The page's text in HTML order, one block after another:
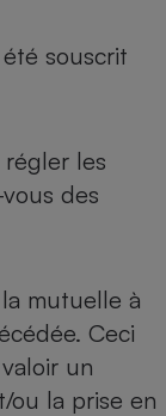
souscrit
les
des
mutuelle à
Ceci
un
ou la prise en